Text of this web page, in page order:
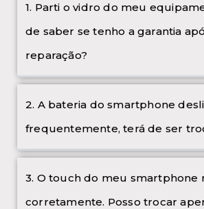
1. Parti o vidro do meu
de saber se tenho a garantia
reparação?
2. A bateria do smartphone
frequentemente, terá de ser
3. O touch do meu smartphone
corretamente. Posso trocar